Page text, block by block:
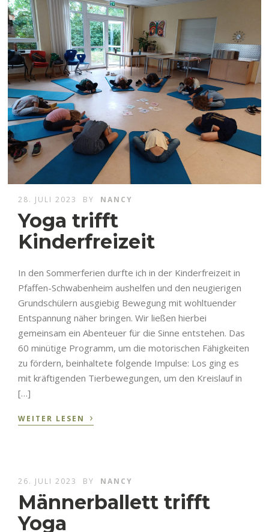
28. JULI 2023 BY NANCY
Yoga trifft
Kinderfreizeit
In den Sommerferien durfte ich in der Kinderfreizeit in
Pfaffen-Schwabenheim aushelfen und den neugierigen
Grundschülern ausgiebig Bewegung mit wohltuender
Entspannung näher bringen. Wir ließen hierbei
gemeinsam ein Abenteuer für die Sinne entstehen. Das
60 minütige Programm, um die motorischen Fähigkeiten
zu fördern, beinhaltete folgende Impulse: Los ging es
mit kräftigenden Tierbewegungen, um den Kreislauf in
[…]
WEITER LESEN ›
26. JULI 2023 BY NANCY
Männerballett trifft
Yoga